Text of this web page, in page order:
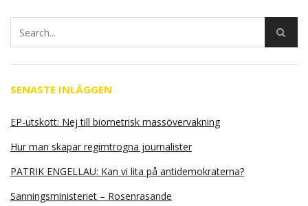
SENASTE INLÄGGEN
EP-utskott: Nej till biometrisk massövervakning
Hur man skapar regimtrogna journalister
PATRIK ENGELLAU: Kan vi lita på antidemokraterna?
Sanningsministeriet – Rosenrasande